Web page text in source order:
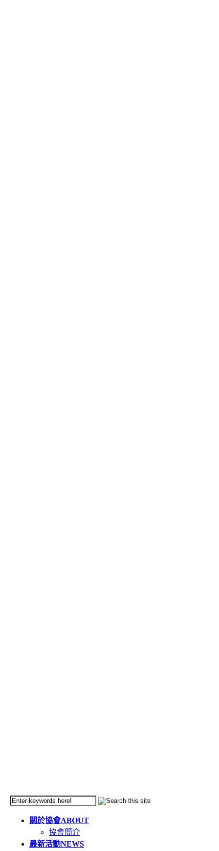
關於協會ABOUT
協會簡介
最新活動NEWS